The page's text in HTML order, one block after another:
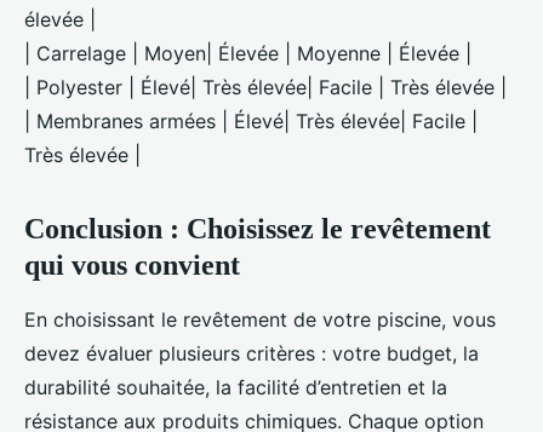
élevée |
| Carrelage | Moyen| Élevée | Moyenne | Élevée |
| Polyester | Élevé| Très élevée| Facile | Très élevée |
| Membranes armées | Élevé| Très élevée| Facile |
Très élevée |
Conclusion : Choisissez le revêtement
qui vous convient
En choisissant le revêtement de votre piscine, vous
devez évaluer plusieurs critères : votre budget, la
durabilité souhaitée, la facilité d’entretien et la
résistance aux produits chimiques. Chaque option